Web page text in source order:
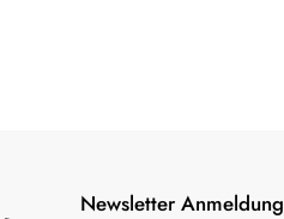
Newsletter Anmeldung